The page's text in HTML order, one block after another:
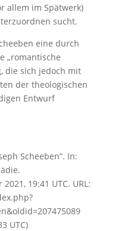
allem im Spätwerk)
sucht.
eine durch
„romantische
die sich jedoch mit
der theologischen
Entwurf
Scheeben“. In:
19:41 UTC. URL:
UTC)